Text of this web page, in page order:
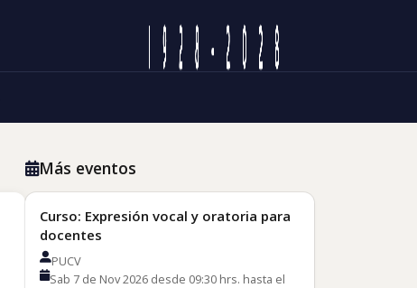
Más eventos
Curso: Expresión vocal y oratoria para
docentes
PUCV
Sab 7 de Nov 2026 desde 09:30 hrs. hasta el